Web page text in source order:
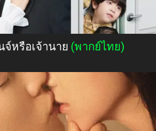
จ์หรือเจ้านาย (พากย์ไทย)